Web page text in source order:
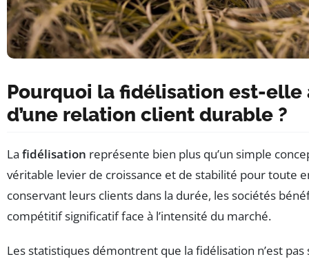
Pourquoi la fidélisation est-
d’une relation client durable ?
La fidélisation représente bien plus qu’un simple
véritable levier de croissance et de stabilité pour toute
conservant leurs clients dans la durée, les sociétés
compétitif significatif face à l’intensité du marché.
Les statistiques démontrent que la fidélisation n’est